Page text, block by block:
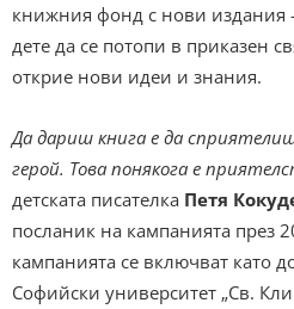
книжния фонд с нови издания
дете да се потопи в приказен
открие нови идеи и знания.
Да дариш книга е да
герой. Това понякога е
детската писателка Петя
посланик на кампанията през
кампанията се включват като
Софийски университет „Св.